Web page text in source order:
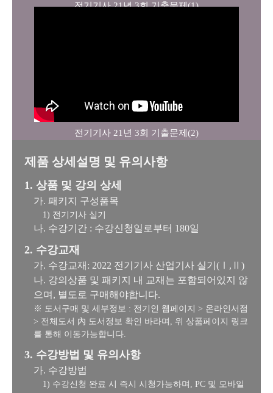
전기기사 21년 3회 기출문제(1)
전기기사 21년 3회 기출문제(2)
제품 상세설명 및 유의사항
1. 상품 및 강의 상세
가. 패키지 구성품목
1) 전기기사 실기
나. 수강기간 : 수강신청일로부터 180일
2. 수강교재
가. 수강교재: 2022 전기기사 산업기사 실기(Ⅰ,Ⅱ)
나. 강의상품 및 패키지 내 교재는 포함되어있지 않
으며, 별도로 구매해야합니다.
※ 도서구매 및 세부정보 : 전기인 웹페이지 > 온라인서점
> 전체도서 內 도서정보 확인 바라며, 위 상품페이지 링크
를 통해 이동가능합니다.
3. 수강방법 및 유의사항
가. 수강방법
1) 수강신청 완료 시 즉시 시청가능하며, PC 및 모바일